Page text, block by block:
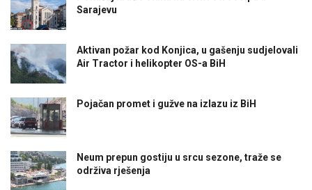
Sarajevu
Aktivan požar kod Konjica, u gašenju sudjelovali
Air Tractor i helikopter OS-a BiH
Pojačan promet i gužve na izlazu iz BiH
Neum prepun gostiju u srcu sezone, traže se
održiva rješenja